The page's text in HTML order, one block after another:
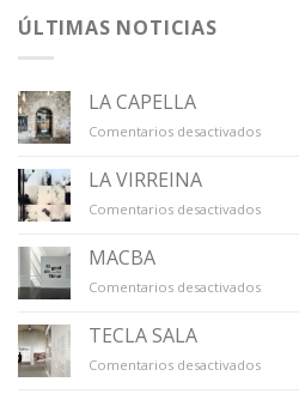
ÚLTIMAS NOTICIAS
LA CAPELLA
Comentarios desactivadosen
LA VIRREINA
Comentarios desactivadosen
MACBA
Comentarios desactivadosen
TECLA SALA
Comentarios desactivadosen